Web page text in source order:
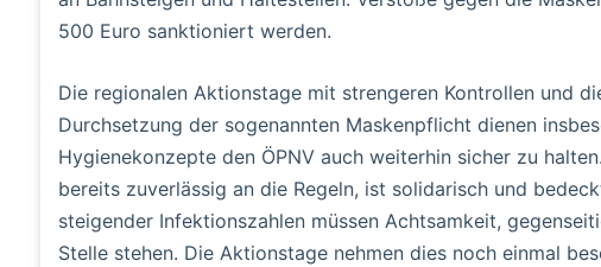
500 Euro sanktioniert werden.
Die regionalen Aktionstage mit strengeren Kontrollen und
Durchsetzung der sogenannten Maskenpflicht dienen
Hygienekonzepte den ÖPNV auch weiterhin sicher zu
bereits zuverlässig an die Regeln, ist solidarisch und
steigender Infektionszahlen müssen Achtsamkeit,
Stelle stehen. Die Aktionstage nehmen dies noch einmal